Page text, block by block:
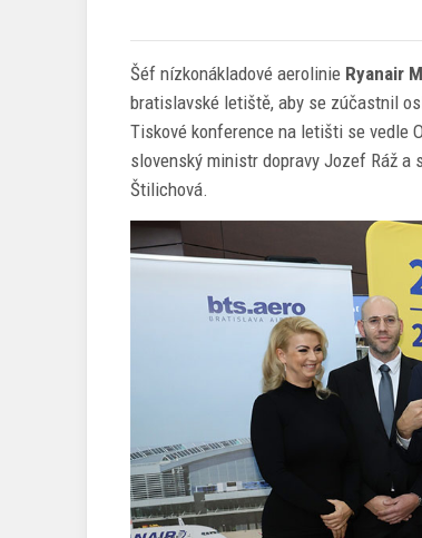
Šéf nízkonákladové aerolinie Ryanair
bratislavské letiště, aby se zúčastnil
Tiskové konference na letišti se vedle
slovenský ministr dopravy Jozef Ráž
Štilichová.